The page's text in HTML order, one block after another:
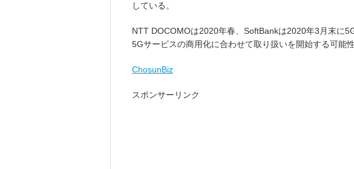
している。
NTT DOCOMOは2020年春、SoftBankは2020年3月末に
5Gサービスの商用化に合わせて取り扱いを開始する可能性
ChosunBiz
スポンサーリンク